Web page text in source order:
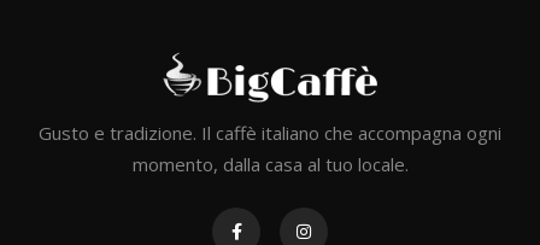
Gusto e tradizione. Il caffè italiano che accompagna ogni
momento, dalla casa al tuo locale.